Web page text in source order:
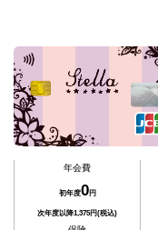
年会費
初年度0円
次年度以降1,375円(税込)